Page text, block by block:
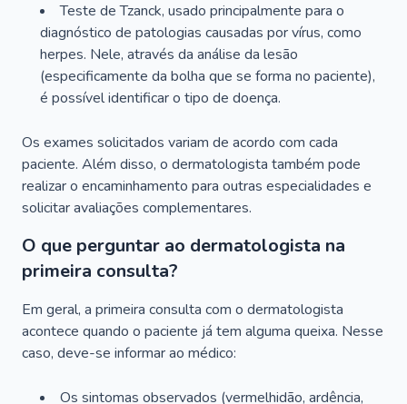
Teste de Tzanck, usado principalmente para o
diagnóstico de patologias causadas por vírus, como
herpes. Nele, através da análise da lesão
(especificamente da bolha que se forma no paciente),
é possível identificar o tipo de doença.
Os exames solicitados variam de acordo com cada
paciente. Além disso, o dermatologista também pode
realizar o encaminhamento para outras especialidades e
solicitar avaliações complementares.
O que perguntar ao dermatologista na
primeira consulta?
Em geral, a primeira consulta com o dermatologista
acontece quando o paciente já tem alguma queixa. Nesse
caso, deve-se informar ao médico:
Os sintomas observados (vermelhidão, ardência,